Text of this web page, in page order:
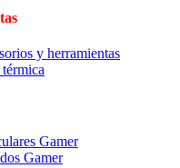
y herramientas
térmica
Gamer
Gamer